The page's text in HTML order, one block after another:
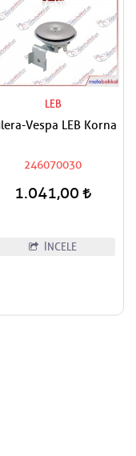
LEB
Vespa LEB Korna
246070030
1.041,00
İNCELE